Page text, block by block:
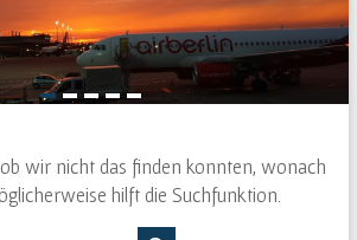
ob wir nicht das finden konnten, wonach
hilft die Suchfunktion.